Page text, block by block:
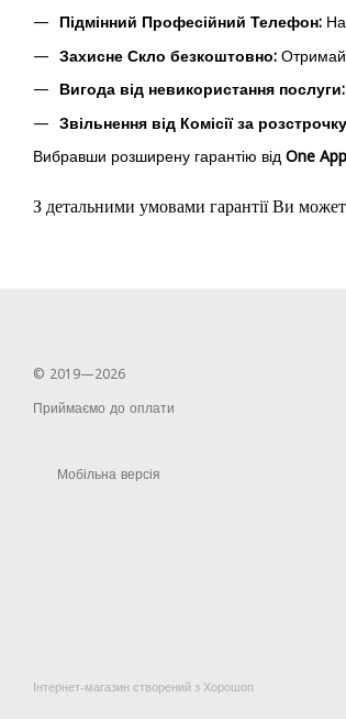
Підмінний Професійний Телефон:
Захисне Скло безкоштовно:
Вигода від невикористання послуги:
Звільнення від Комісії за
Вибравши розширену гарантію від One
З детальними умовами гарантії Ви
© 2019—2026
Приймаємо до оплати
Мобільна версія
Інтернет-магазин створений з Хорошоп